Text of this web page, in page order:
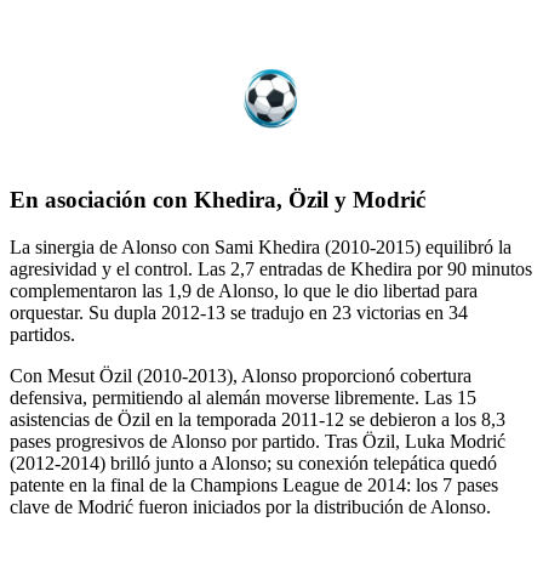
En asociación con Khedira, Özil y Modrić
La sinergia de Alonso con Sami Khedira (2010-2015) equilibró la
agresividad y el control. Las 2,7 entradas de Khedira por 90 minutos
complementaron las 1,9 de Alonso, lo que le dio libertad para
orquestar. Su dupla 2012-13 se tradujo en 23 victorias en 34
partidos.
Con Mesut Özil (2010-2013), Alonso proporcionó cobertura
defensiva, permitiendo al alemán moverse libremente. Las 15
asistencias de Özil en la temporada 2011-12 se debieron a los 8,3
pases progresivos de Alonso por partido. Tras Özil, Luka Modrić
(2012-2014) brilló junto a Alonso; su conexión telepática quedó
patente en la final de la Champions League de 2014: los 7 pases
clave de Modrić fueron iniciados por la distribución de Alonso.